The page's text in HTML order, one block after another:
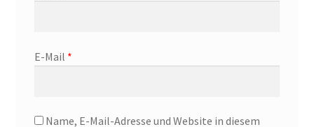
E-Mail *
Name, E-Mail-Adresse und Website in diesem